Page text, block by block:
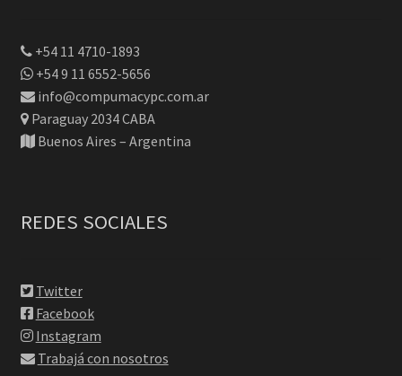
+54 11 4710-1893
+54 9 11 6552-5656
info@compumacypc.com.ar
Paraguay 2034 CABA
Buenos Aires – Argentina
REDES SOCIALES
Twitter
Facebook
Instagram
Trabajá con nosotros